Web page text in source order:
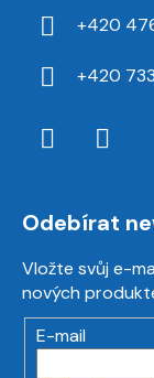
+420
+420 733
Odebírat
Vložte svůj e-
nových
E-mail